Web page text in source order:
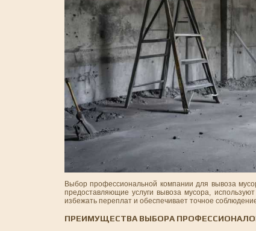
Выбор профессиональной компании для вывоза
предоставляющие услуги вывоза мусора,
избежать переплат и обеспечивает точное
ПРЕИМУЩЕСТВА ВЫБОРА